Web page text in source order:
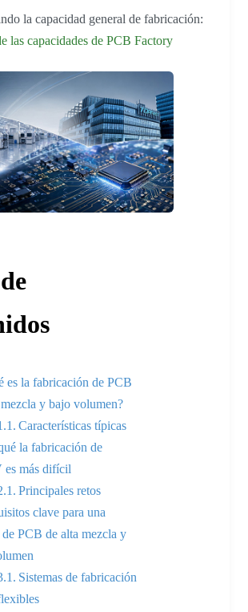
la capacidad general de fabricación:
las capacidades de PCB Factory
es la fabricación de PCB
y bajo volumen?
Características típicas
la fabricación de
más difícil
Principales retos
clave para una
PCB de alta mezcla y
Sistemas de fabricación